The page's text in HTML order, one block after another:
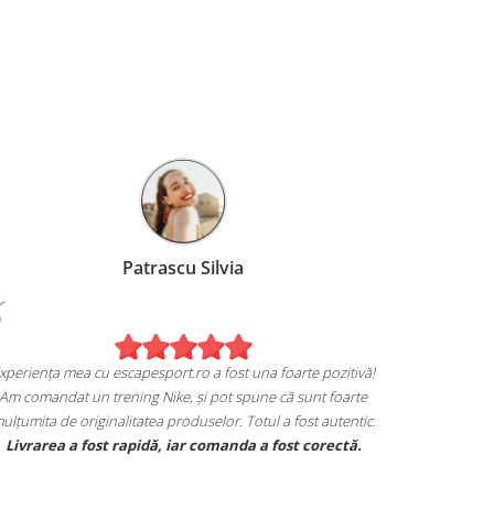
Birzoi Miruna
mulțumita de achiziția mea de pe
escapesport.ro!
de sneakers Jordan și sunt extrem
cu modul in care mi se potrivesc.
specifice mărcii, iar calitatea
Experiența mea cu
Am comandat un
mulțumita de
Livrarea a fost